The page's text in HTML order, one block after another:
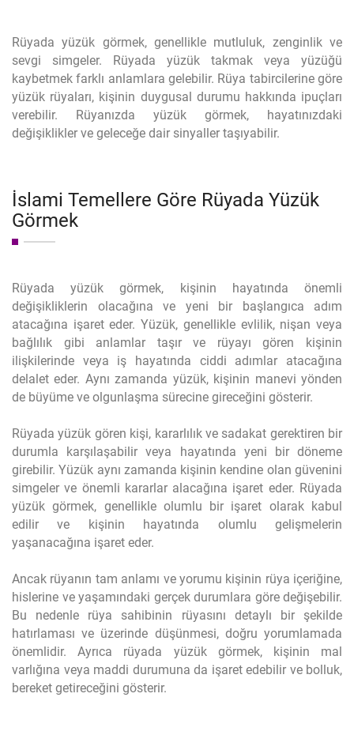
Rüyada yüzük görmek, genellikle mutluluk, zenginlik ve
sevgi simgeler. Rüyada yüzük takmak veya yüzüğü
kaybetmek farklı anlamlara gelebilir. Rüya tabircilerine göre
yüzük rüyaları, kişinin duygusal durumu hakkında ipuçları
verebilir. Rüyanızda yüzük görmek, hayatınızdaki
değişiklikler ve geleceğe dair sinyaller taşıyabilir.
İslami Temellere Göre Rüyada Yüzük
Görmek
Rüyada yüzük görmek, kişinin hayatında önemli
değişikliklerin olacağına ve yeni bir başlangıca adım
atacağına işaret eder. Yüzük, genellikle evlilik, nişan veya
bağlılık gibi anlamlar taşır ve rüyayı gören kişinin
ilişkilerinde veya iş hayatında ciddi adımlar atacağına
delalet eder. Aynı zamanda yüzük, kişinin manevi yönden
de büyüme ve olgunlaşma sürecine gireceğini gösterir.
Rüyada yüzük gören kişi, kararlılık ve sadakat gerektiren bir
durumla karşılaşabilir veya hayatında yeni bir döneme
girebilir. Yüzük aynı zamanda kişinin kendine olan güvenini
simgeler ve önemli kararlar alacağına işaret eder. Rüyada
yüzük görmek, genellikle olumlu bir işaret olarak kabul
edilir ve kişinin hayatında olumlu gelişmelerin
yaşanacağına işaret eder.
Ancak rüyanın tam anlamı ve yorumu kişinin rüya içeriğine,
hislerine ve yaşamındaki gerçek durumlara göre değişebilir.
Bu nedenle rüya sahibinin rüyasını detaylı bir şekilde
hatırlaması ve üzerinde düşünmesi, doğru yorumlamada
önemlidir. Ayrıca rüyada yüzük görmek, kişinin mal
varlığına veya maddi durumuna da işaret edebilir ve bolluk,
bereket getireceğini gösterir.